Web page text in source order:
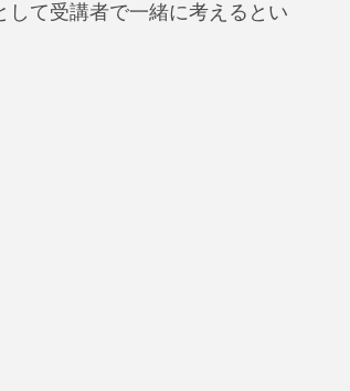
て受講者で一緒に考えるとい